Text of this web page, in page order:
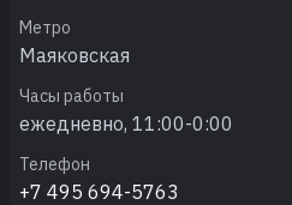
Метро
Маяковская
Часы работы
ежедневно, 11:00-0:00
Телефон
+7 495 694-5763